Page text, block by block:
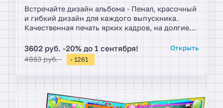
Встречайте дизайн альбома - Пенал, красочный
и гибкий дизайн для каждого выпускника.
Качественная печать ярких кадров, на долгие
клиентам. В альбомах можно расположить
контакты.
3602 руб. -20% до 1 сентября!
4863 руб. - 1261
Открыть